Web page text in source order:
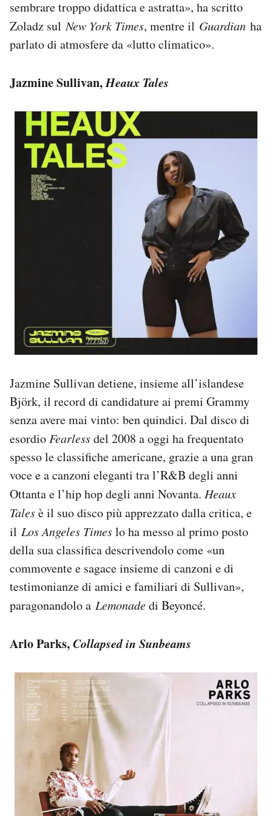
sembrare troppo didattica e astratta», ha scritto
Zoladz sulNew York Times, mentre il Guardian ha
parlato di atmosfere da «lutto climatico».
Jazmine Sullivan,Heaux Tales
Jazmine Sullivan detiene, insieme all’islandese
Björk, il record di candidature ai premi Grammy
senza avere mai vinto: ben quindici. Dal disco di
esordioFearlessdel 2008 a oggi ha frequentato
spesso le classifiche americane, grazie a una gran
voce e a canzoni eleganti tra l’R&B degli anni
Ottanta e l’hip hop degli anni Novanta. Heaux
Talesè il suo disco più apprezzato dalla critica, e
il Los Angeles Timeslo ha messo al primo posto
della sua classifica descrivendolo come «un
commovente e sagace insieme di canzoni e di
testimonianze di amici e familiari di Sullivan»,
paragonandolo a Lemonadedi Beyoncé.
Arlo Parks,Collapsed in Sunbeams